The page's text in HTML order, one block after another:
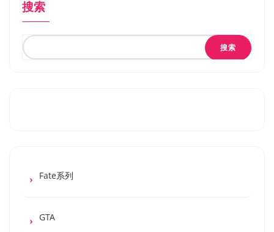
搜索
搜索
Fate系列
GTA